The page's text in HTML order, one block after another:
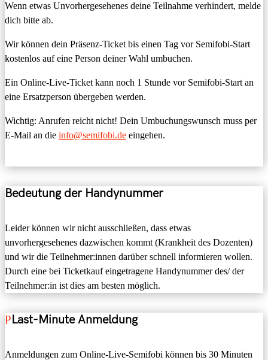
Wenn etwas Unvorhergesehenes deine Teilnahme verhindert, melde
dich bitte ab.
Wir können dein Präsenz-Ticket bis einen Tag vor Semifobi-Start
kostenlos auf eine Person deiner Wahl umbuchen.
Ein Online-Live-Ticket kann noch 1 Stunde vor Semifobi-Start an
eine Ersatzperson übergeben werden.
Wichtig: Anrufen reicht nicht! Dein Umbuchungswunsch muss per
E-Mail an die info@semifobi.de eingehen.
Bedeutung der Handynummer
Leider können wir nicht ausschließen, dass etwas
unvorhergesehenes dazwischen kommt (Krankheit des Dozenten)
und wir die Teilnehmer:innen darüber schnell informieren wollen.
Durch eine bei Ticketkauf eingetragene Handynummer des/ der
Teilnehmer:in ist dies am besten möglich.
Last-Minute Anmeldung
Anmeldungen zum Online-Live-Semifobi können bis 30 Minuten